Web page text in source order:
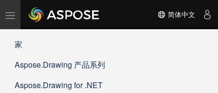
切
航
简体中文
家
Aspose.Drawing 产品系列
Aspose.Drawing for .NET